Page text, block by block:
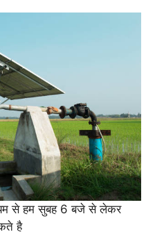
से हम सुबह 6 बजे से लेकर
है